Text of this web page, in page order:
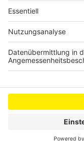
Anzeige